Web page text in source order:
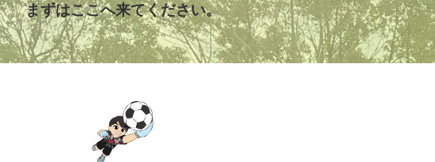
まずはここへ来てください。